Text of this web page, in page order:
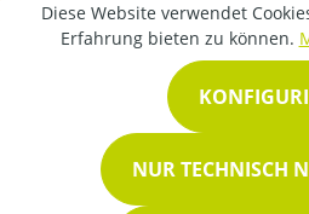
Diese Website verwendet
Erfahrung bieten zu können.
NUR TECHNISCH